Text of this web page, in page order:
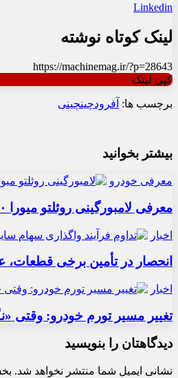
Linkedin
لینک کوتاه نوشته
https://machinemag.ir/?p=28643
کپی لینک
برچسب ها: آفرودچینچینی
بیشتر بخوانید
معرفی خودرو
معرفی لامبورگینی روئلتو میورا ۶۰ هومج ۲۰۲۶: پرچم‌دار هیبریدی
اخبار
انحصار در تأمین برخی قطعات،
اخبار
تغییر مسیر تورم خودرو: وقتی
دیدگاهتان را بنویسید
نشانی ایمیل شما منتشر نخواهد شد.